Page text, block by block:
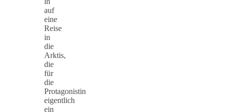
auf
eine
Reise
in
die
Arktis,
die
für
die
Protagonistin
eigentlich
ein